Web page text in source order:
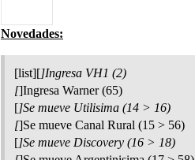
Novedades:
[list][]Ingresa VH1 (2)
[]Ingresa Warner (65)
[]Se mueve Utilisima (14 > 16)
[]Se mueve Canal Rural (15 > 56)
[]Se mueve Discovery (16 > 18)